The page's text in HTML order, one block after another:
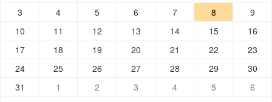
3
4 5 6 7 8
9
10
11 12 13 14 15
16
17
18 19 20 21 22
23
24
25 26 27 28 29
30
31
1 2 3 4 5
6